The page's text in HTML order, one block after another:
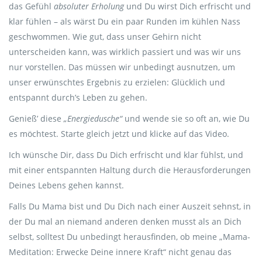
das Gefühl absoluter Erholungund Du wirst Dich erfrischt und
klar fühlen – als wärst Du ein paar Runden im kühlen Nass
geschwommen. Wie gut, dass unser Gehirn nicht
unterscheiden kann, was wirklich passiert und was wir uns
nur vorstellen. Das müssen wir unbedingt ausnutzen, um
unser erwünschtes Ergebnis zu erzielen: Glücklich und
entspannt durch’s Leben zu gehen.
Genieß’ diese „Energiedusche“ und wende sie so oft an, wie Du
es möchtest. Starte gleich jetzt und klicke auf das Video.
Ich wünsche Dir, dass Du Dich erfrischt und klar fühlst, und
mit einer entspannten Haltung durch die Herausforderungen
Deines Lebens gehen kannst.
Falls Du Mama bist und Du Dich nach einer Auszeit sehnst, in
der Du mal an niemand anderen denken musst als an Dich
selbst, solltest Du unbedingt herausfinden, ob meine „Mama-
Meditation: Erwecke Deine innere Kraft“ nicht genau das